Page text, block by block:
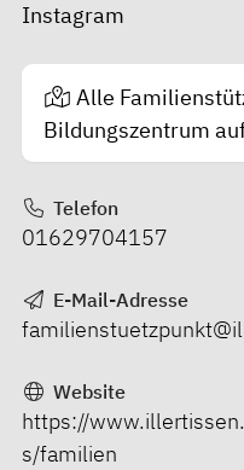
Instagram
Alle
Bildungszentrum
Telefon
01629704157
E-Mail-Adresse
Website
https://
s/familien